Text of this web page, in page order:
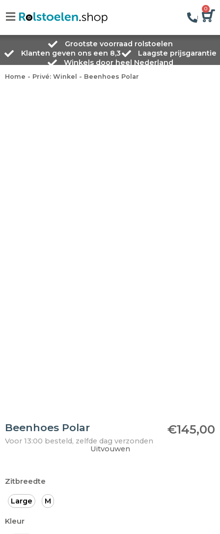
0
Grootste voorraad rolstoelen
Klanten geven ons een 8,3
Laagste prijsgarantie
Winkels door heel Nederland
Home - Privé: Winkel - Beenhoes Polar
Beenhoes Polar €145,00
Voor 13:00 besteld, zelfde dag verzonden
Uitvouwen
Zitbreedte
Large M
Kleur